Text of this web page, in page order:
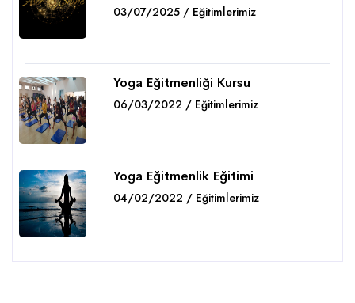
03/07/2025 / Eğitimlerimiz
Yoga Eğitmenliği Kursu
06/03/2022 / Eğitimlerimiz
Yoga Eğitmenlik Eğitimi
04/02/2022 / Eğitimlerimiz